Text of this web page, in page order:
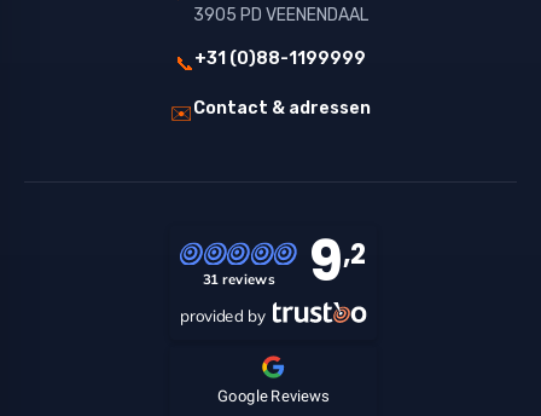
3905 PD VEENENDAAL
📞+31 (0)88-1199999
✉️Contact & adressen
31 reviews 9,2
provided by
Google Reviews